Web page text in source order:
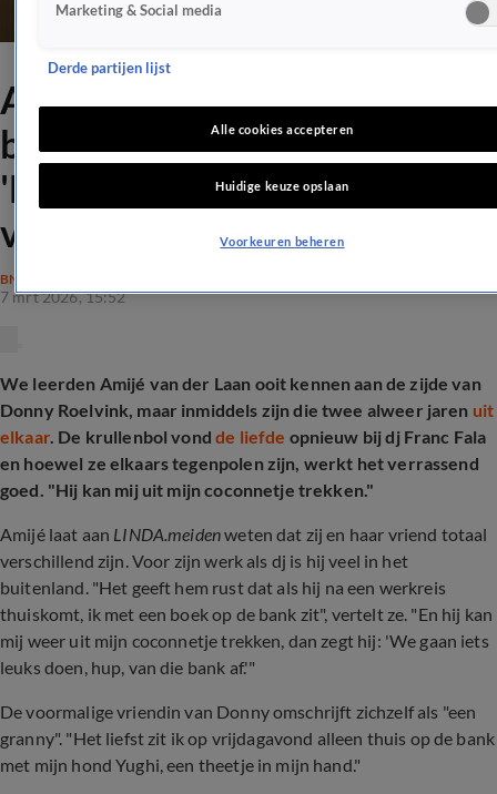
Amijé van der Laan doet
boekje open over relatie:
'Ben ik hem heel dankbaar
voor'
BN'ERS
7 mrt 2026, 15:52
We leerden Amijé van der Laan ooit kennen aan de zijde van
Donny Roelvink, maar inmiddels zijn die twee alweer jaren uit
elkaar. De krullenbol vondde liefde opnieuw bij dj Franc Fala
en hoewel ze elkaars tegenpolen zijn, werkt het verrassend
goed. "Hij kan mij uit mijn coconnetje trekken."
Amijé laat aan LINDA.meidenweten dat zij en haar vriend totaal
verschillend zijn. Voor zijn werk als dj is hij veel in het
buitenland. "Het geeft hem rust dat als hij na een werkreis
thuiskomt, ik met een boek op de bank zit", vertelt ze. "En hij kan
mij weer uit mijn coconnetje trekken, dan zegt hij: 'We gaan iets
leuks doen, hup, van die bank af.'"
De voormalige vriendin van Donny omschrijft zichzelf als "een
granny". "Het liefst zit ik op vrijdagavond alleen thuis op de bank
met mijn hond Yughi, een theetje in mijn hand."
Marketing & Social media
Derde partijen lijst
Alle cookies accepteren
Huidige keuze opslaan
Voorkeuren beheren